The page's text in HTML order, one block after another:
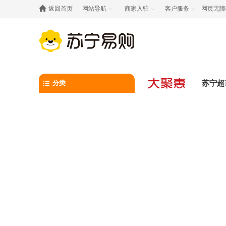
 返回首页 网站导航  商家入驻  客户服务  网页无
分类 苏宁超